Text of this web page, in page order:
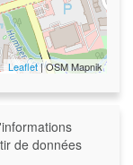
Leaflet| OSM Mapnik
de données